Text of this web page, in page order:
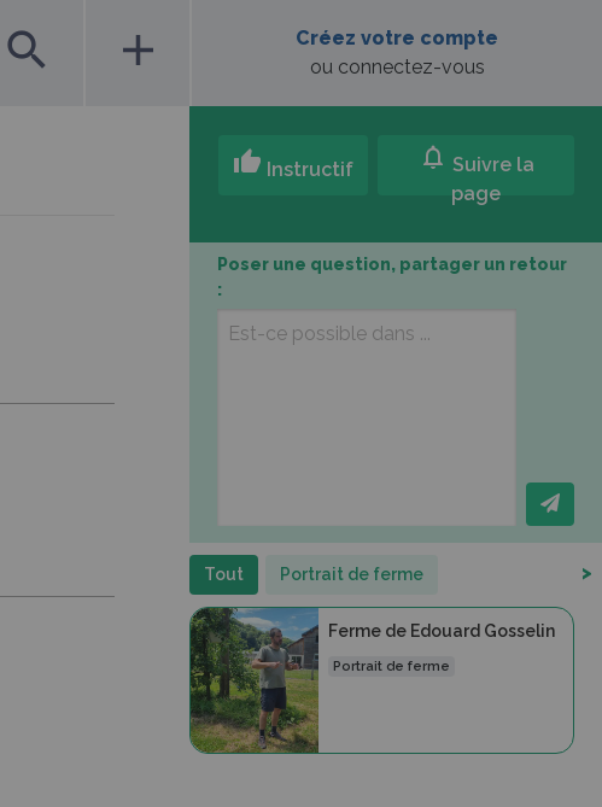
search add
Créez votre compte
ou connectez-vous
thumb_up Instructif notifications Suivre la
page
Poser une question, partager un retour
:
Tout Portrait de ferme >
Ferme de Edouard Gosselin
Portrait de ferme